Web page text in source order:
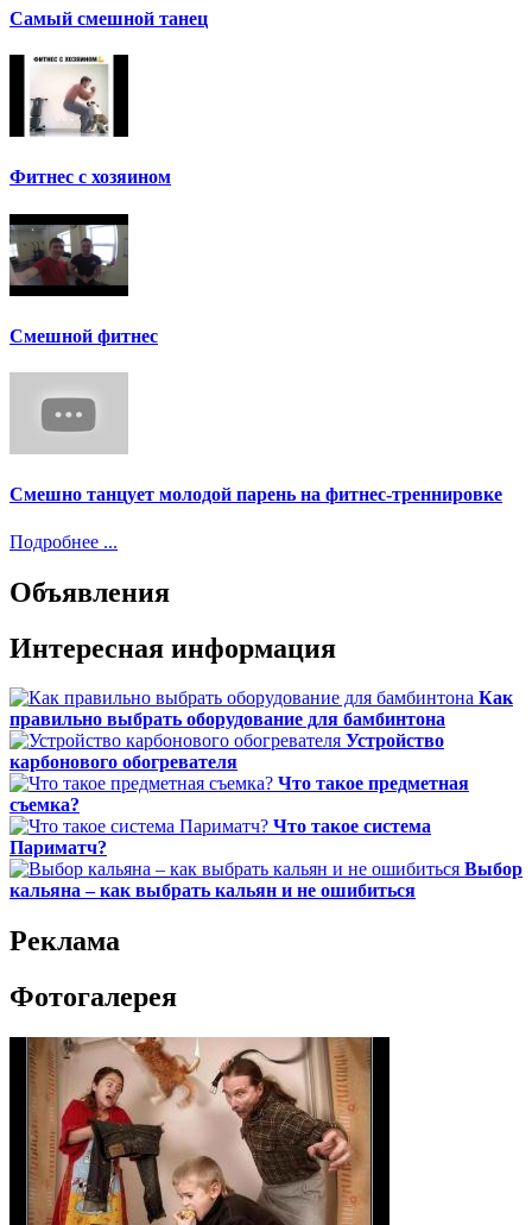
Самый смешной танец
Фитнес с хозяином
Смешной фитнес
Смешно танцует молодой парень на фитнес-треннировке
Подробнее ...
Объявления
Интересная информация
Как
правильно выбрать оборудование для бамбинтона
Устройство
карбонового обогревателя
Что такое предметная
съемка?
Что такое система
Париматч?
Выбор
кальяна – как выбрать кальян и не ошибиться
Реклама
Фотогалерея